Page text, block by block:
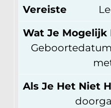
Vereiste
Wat Je Mogelijk
Als Je Het Niet